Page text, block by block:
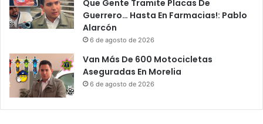
Que Gente Tramite Placas De
Guerrero… Hasta En Farmacias!: Pablo
Alarcón
6 de agosto de 2026
Van Más De 600 Motocicletas
Aseguradas En Morelia
6 de agosto de 2026